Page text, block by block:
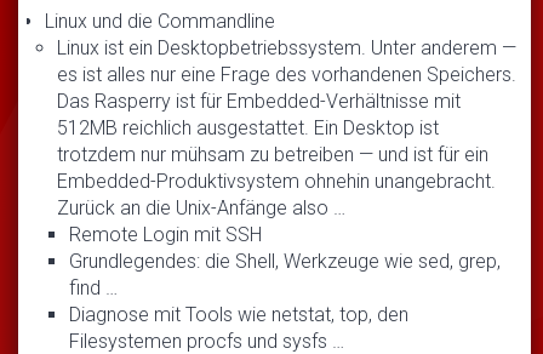
Linux und die Commandline
Linux ist ein Desktopbetriebssystem. Unter anderem —
es ist alles nur eine Frage des vorhandenen Speichers.
Das Rasperry ist für Embedded-Verhältnisse mit
512MB reichlich ausgestattet. Ein Desktop ist
trotzdem nur mühsam zu betreiben — und ist für ein
Embedded-Produktivsystem ohnehin unangebracht.
Zurück an die Unix-Anfänge also …
Remote Login mit SSH
Grundlegendes: die Shell, Werkzeuge wie sed, grep,
find …
Diagnose mit Tools wie netstat, top, den
Filesystemen procfs und sysfs …